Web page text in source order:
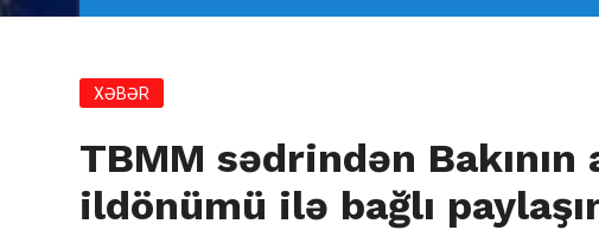
XƏBƏR
TBMM sədrindən
ildönümü ilə bağlı